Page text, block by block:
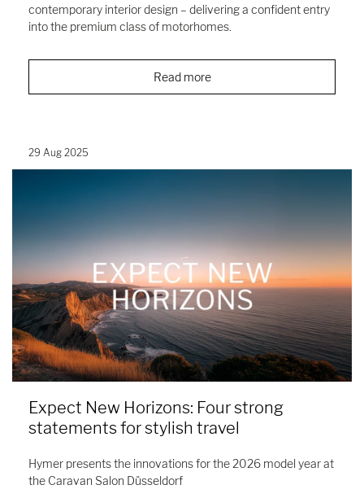
contemporary interior design – delivering a confident entry
into the premium class of motorhomes.
Read more
29 Aug 2025
Expect New Horizons: Four strong
statements for stylish travel
Hymer presents the innovations for the 2026 model year at
the Caravan Salon Düsseldorf